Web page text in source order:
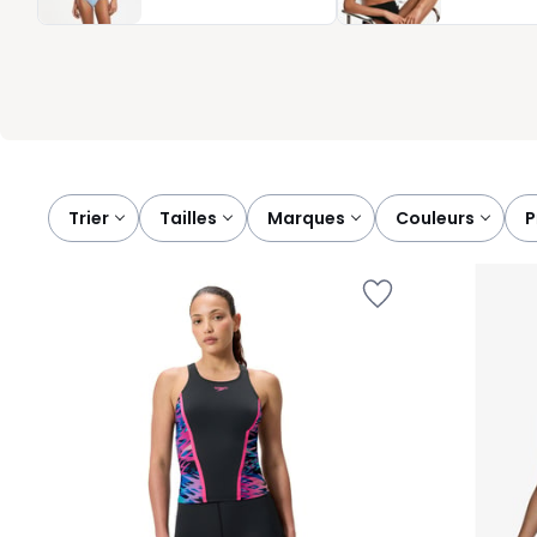
baignade. Découvrez sans tarder nos maillots et trouvez
Trier tailles marques couleurs